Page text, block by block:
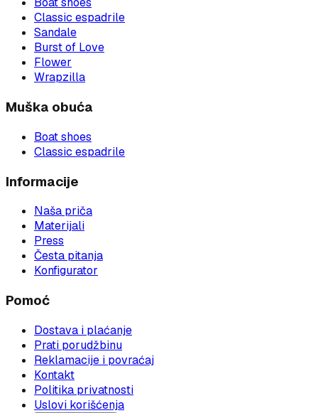
Classic espadrile
Sandale
Burst of Love
Flower
Wrapzilla
Muška obuća
Boat shoes
Classic espadrile
Informacije
Naša priča
Materijali
Press
Česta pitanja
Konfigurator
Pomoć
Dostava i plaćanje
Prati porudžbinu
Reklamacije i povraćaj
Kontakt
Politika privatnosti
Uslovi korišćenja